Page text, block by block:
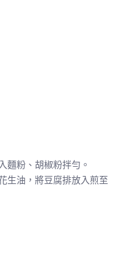
麵粉、胡椒粉拌勻。
生油，將豆腐排放入煎至